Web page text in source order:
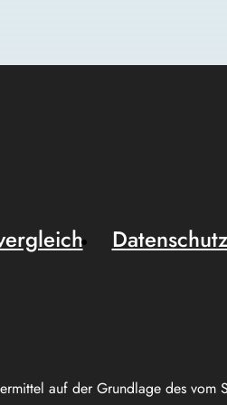
auf der Grundlage des vom